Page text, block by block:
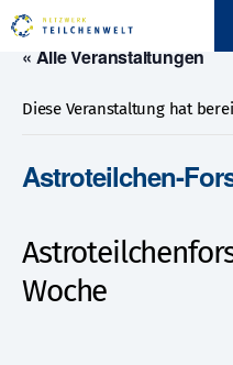
« Alle Veranstaltungen
Diese Veranstaltung hat
Astroteilchen-
Woche